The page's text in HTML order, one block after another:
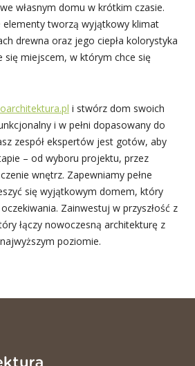
własnym domu w krótkim czasie.
tworzą wyjątkowy klimat
drewna oraz jego ciepła kolorystyka
się miejscem, w którym chce się
i stwórz dom swoich
i w pełni dopasowany do
zespół ekspertów jest gotów, aby
– od wyboru projektu, przez
wnętrz. Zapewniamy pełne
się wyjątkowym domem, który
Zainwestuj w przyszłość z
łączy nowoczesną architekturę z
poziomie.